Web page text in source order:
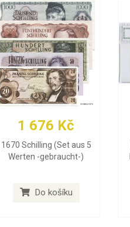
1 676 Kč
1670 Schilling (Set aus 5
Werten -gebraucht-)
Do košíku